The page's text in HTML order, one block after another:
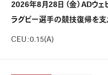
2026年8月28日（金）ADウェ
ラグビー選手の競技復帰を支
CEU：0.15(A)